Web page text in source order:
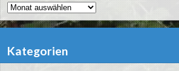
Archiv
Kategorien